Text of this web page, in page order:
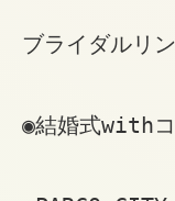
ブライダルリ
◉結婚式withコ